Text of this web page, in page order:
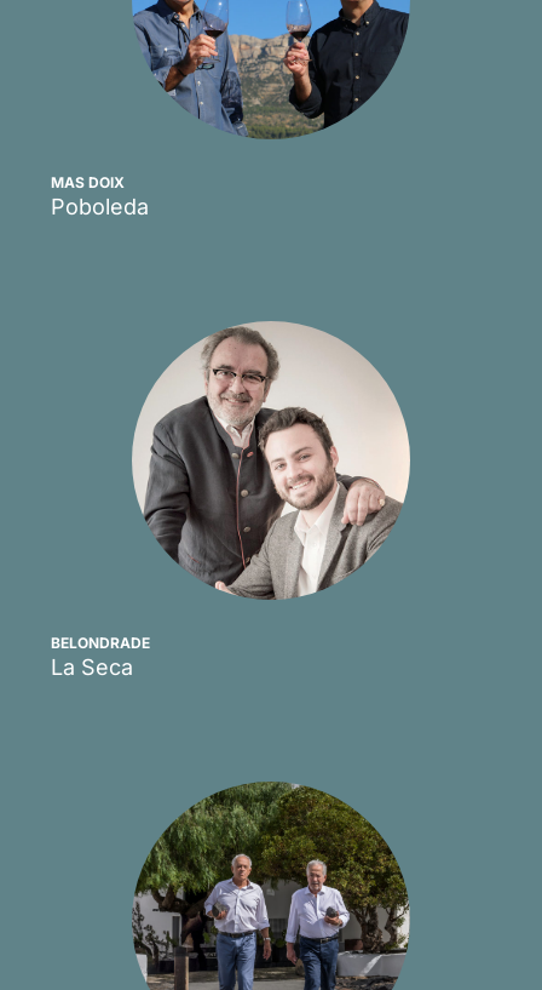
MAS DOIX
Poboleda
BELONDRADE
La Seca